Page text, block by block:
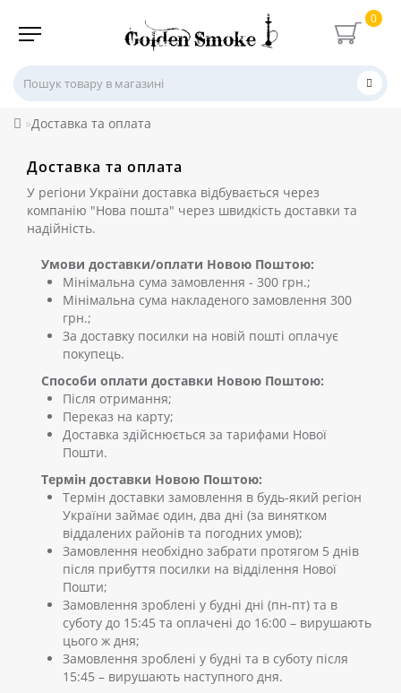
0
Доставка та оплата
Доставка та оплата
У регіони України доставка відбувається через
компанію "Нова пошта" через швидкість доставки та
надійність.
Умови доставки/оплати Новою Поштою:
Мінімальна сума замовлення - 300 грн.;
Мінімальна сума накладеного замовлення 300
грн.;
За доставку посилки на новій пошті оплачує
покупець.
Способи оплати доставки Новою Поштою:
Після отримання;
Переказ на карту;
Доставка здійснюється за тарифами Нової
Пошти.
Термін доставки Новою Поштою:
Термін доставки замовлення в будь-який регіон
України займає один, два дні (за винятком
віддалених районів та погодних умов);
Замовлення необхідно забрати протягом 5 днів
після прибуття посилки на відділення Нової
Пошти;
Замовлення зроблені у будні дні (пн-пт) та в
суботу до 15:45 та оплачені до 16:00 – вирушають
цього ж дня;
Замовлення зроблені у будні та в суботу після
15:45 – вирушають наступного дня.